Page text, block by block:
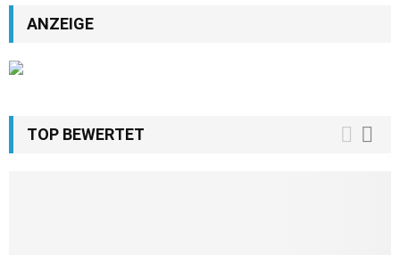
ANZEIGE
TOP BEWERTET